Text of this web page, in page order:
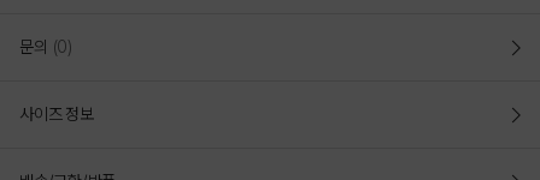
문의 (0)
사이즈 정보